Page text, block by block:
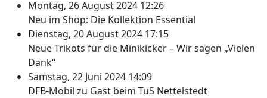
Montag, 26 August 2024 12:26
Neu im Shop: Die Kollektion Essential
Dienstag, 20 August 2024 17:15
Neue Trikots für die Minikicker – Wir sagen „Vielen
Dank“
Samstag, 22 Juni 2024 14:09
DFB-Mobil zu Gast beim TuS Nettelstedt